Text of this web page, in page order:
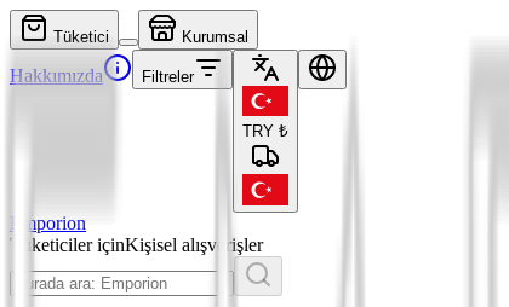
Tüketici Kurumsal
Hakkımızda Filtreler
TRY ₺
Emporion
Tüketiciler içinKişisel alışverişler